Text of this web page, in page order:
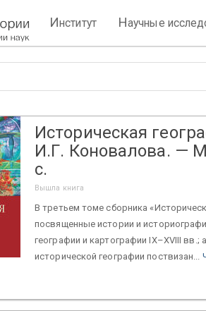
Институт Научные
Историческая
И.Г. Коновалова. —
с.
Вышла книга
В третьем томе сборника
посвященные истории и
географии и картографии IX–XVIII
исторической географии поствизан...